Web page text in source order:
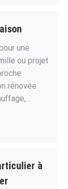
une
ou projet
rénovée
à